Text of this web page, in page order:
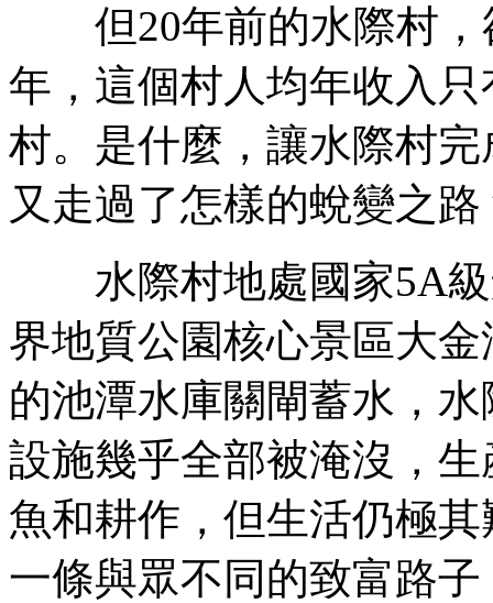
但20年前的水際村，
年，這個村人均年收入
村。是什麼，讓水際村
又走過了怎樣的蛻變之路
水際村地處國家5A級
界地質公園核心景區大
的池潭水庫關閘蓄水，
設施幾乎全部被淹沒，
魚和耕作，但生活仍極
一條與眾不同的致富路